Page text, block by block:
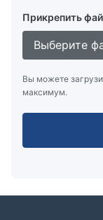
Прикрепить
Выберите
Вы можете
максимум.